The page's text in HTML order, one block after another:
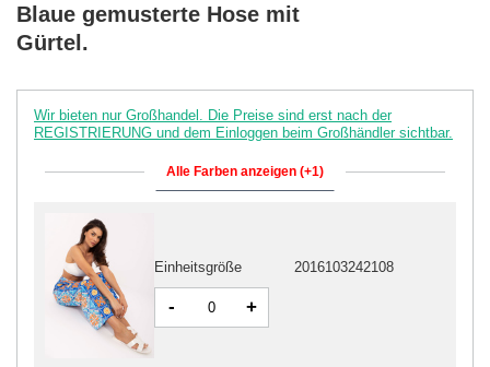
Blaue gemusterte Hose mit
Gürtel.
Wir bieten nur Großhandel. Die Preise sind erst nach der
REGISTRIERUNG und dem Einloggen beim Großhändler sichtbar.
Alle Farben anzeigen (+1)
Einheitsgröße 2016103242108
- +